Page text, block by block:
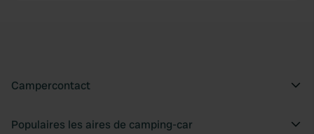
Campercontact
Populaires les aires de camping-car